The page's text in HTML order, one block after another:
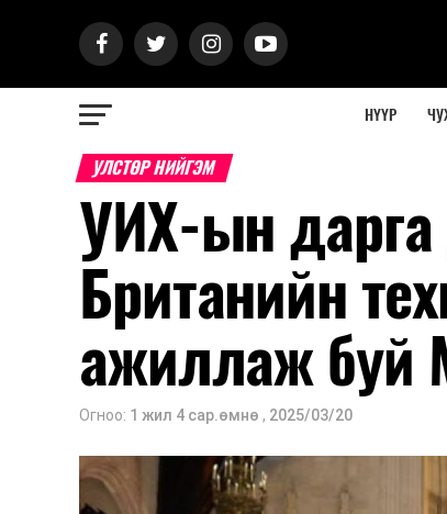
НҮҮР
УЛСТӨР НИЙГЭМ
УИХ-ын дарга
Британийн
ажиллаж буй
Огноо: 1 жил 4 сар.өмнө , 2025/03/20